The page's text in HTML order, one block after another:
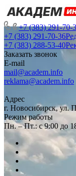
+7 (383) 291-70-
+7 (383) 291-70-36
+7 (383) 288-53-40
Заказать звонок
E-mail
mail@academ.info
reklama@academ.info
Адрес
г. Новосибирск, ул.
Режим работы
Пн. – Пт.: с 9:00 до